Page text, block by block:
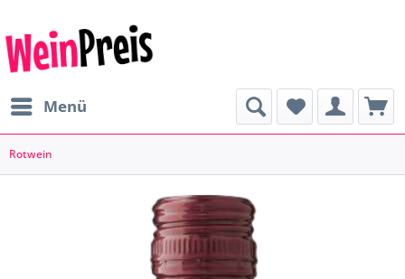
Menü
Rotwein